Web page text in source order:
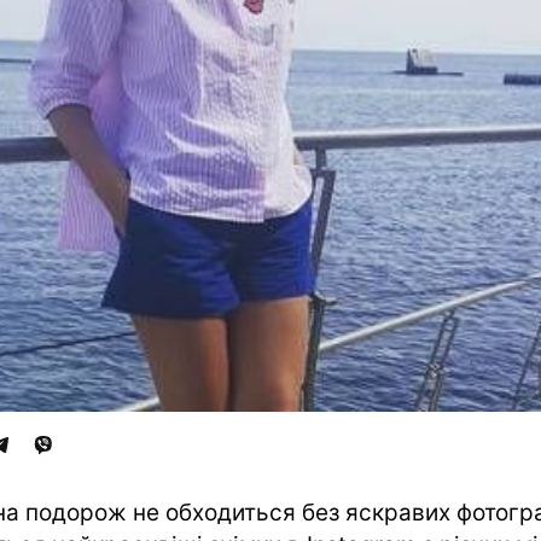
подорож не обходиться без яскравих